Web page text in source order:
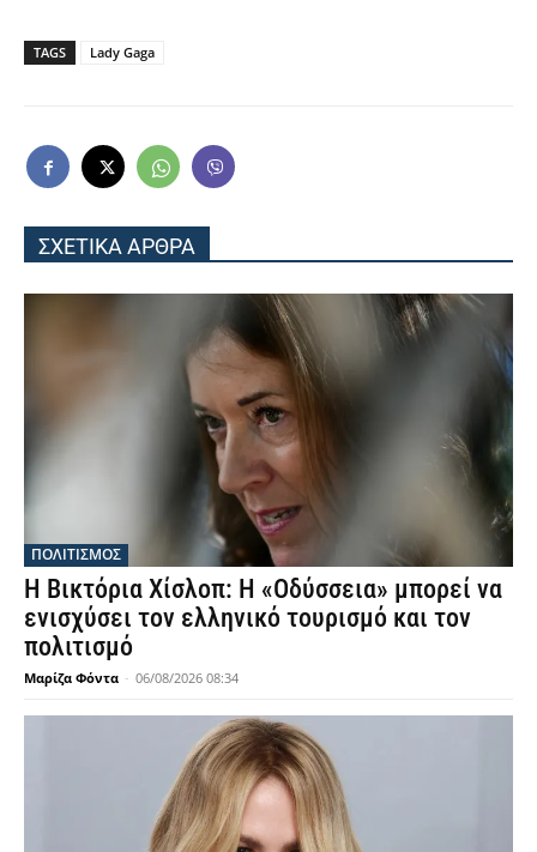
TAGS Lady Gaga
ΣΧΕΤΙΚΑ ΑΡΘΡΑ
ΠΟΛΙΤΙΣΜΟΣ
Η Βικτόρια Χίσλοπ: Η «Οδύσσεια» μπορεί να
ενισχύσει τον ελληνικό τουρισμό και τον
πολιτισμό
Μαρίζα Φόντα - 06/08/2026 08:34